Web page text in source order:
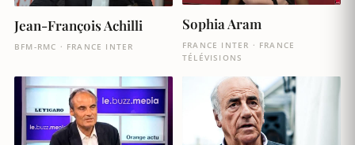
Jean-François Achilli
BFM-RMC · FRANCE INTER
Sophia Aram
FRANCE INTER · FRANCE
TÉLÉVISIONS